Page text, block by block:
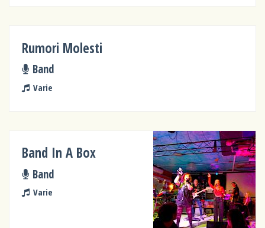
Rumori Molesti
Band
Varie
Band In A Box
Band
Varie